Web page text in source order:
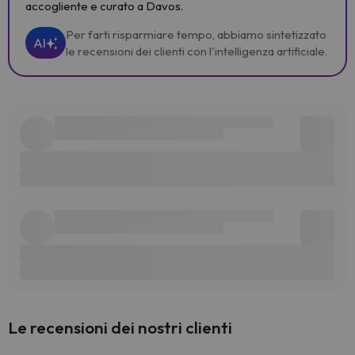
accogliente e curato a Davos.
AI
Per farti risparmiare tempo, abbiamo sintetizzato
le recensioni dei clienti con l'intelligenza artificiale.
Le recensioni dei nostri clienti